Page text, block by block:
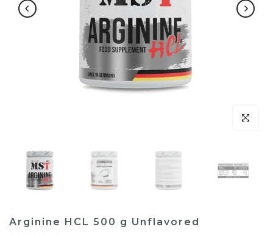
klicken
Arginine HCL 500 g Unflavored